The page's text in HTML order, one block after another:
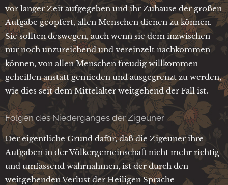
vor langer Zeit aufgegeben und ihr Zuhause der großen
Aufgabe geopfert, allen Menschen dienen zu können.
Sie sollten deswegen, auch wenn sie dem inzwischen
nur noch unzureichend und vereinzelt nachkommen
können, von allen Menschen freudig willkommen
geheißen anstatt gemieden und ausgegrenzt zu werden,
wie dies seit dem Mittelalter weitgehend der Fall ist.
Folgen des Niederganges der Zigeuner
Der eigentliche Grund dafür, daß die Zigeuner ihre
Aufgaben in der Völkergemeinschaft nicht mehr richtig
und umfassend wahrnahmen, ist der durch den
weitgehenden Verlust der Heiligen Sprache